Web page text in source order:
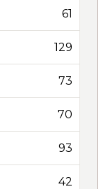
61
129
73
70
93
42